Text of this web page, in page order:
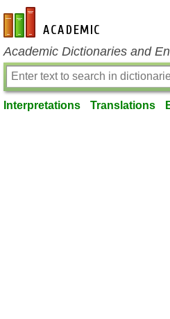
en-academic.com
Academic Dictionaries and
Interpretations Translations